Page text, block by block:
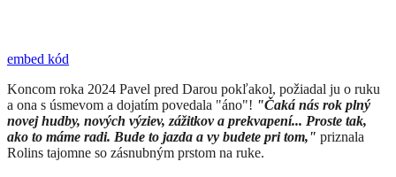
embed kód
Koncom roka 2024 Pavel pred Darou pokľakol, požiadal ju o ruku
a ona s úsmevom a dojatím povedala "áno"! "Čaká nás rok plný
novej hudby, nových výziev, zážitkov a prekvapení... Proste tak,
ako to máme radi. Bude to jazda a vy budete pri tom," priznala
Rolins tajomne so zásnubným prstom na ruke.